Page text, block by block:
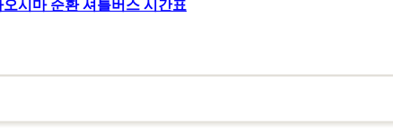
시마 순환 셔틀버스 시간표